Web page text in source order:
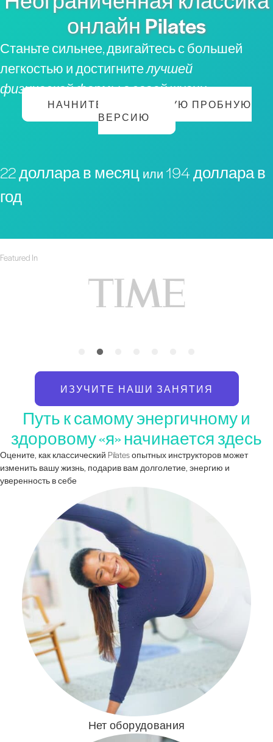
онлайн Pilates
Станьте сильнее, двигайтесь с большей
легкостью и достигнителучшей
физической формы в своей жизни
НАЧНИТЕ БЕСПЛАТНУЮ ПРОБНУЮ
ВЕРСИЮ
22 доллара в месяц или 194 доллара в
год
Featured In
ИЗУЧИТЕ НАШИ ЗАНЯТИЯ
Путь к самому энергичному и
здоровому «я» начинается здесь
Оцените, как классический Pilates опытных инструкторов может
изменить вашу жизнь, подарив вам долголетие, энергию и
уверенность в себе
Нет оборудования